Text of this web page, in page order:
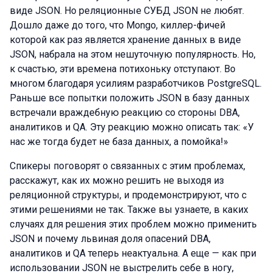
виде JSON. Но реляционные СУБД JSON не любят.
Дошло даже до того, что Mongo, киллер-фичей
которой как раз является хранение данных в виде
JSON, набрала на этом нешуточную популярность. Но,
к счастью, эти времена потихоньку отступают. Во
многом благодаря усилиям разработчиков PostgreSQL.
Раньше все попытки положить JSON в базу данных
встречали враждебную реакцию со стороны DBA,
аналитиков и QA. Эту реакцию можно описать так: «У
нас же тогда будет не база данных, а помойка!»
Спикеры поговорят о связанных с этим проблемах,
расскажут, как их можно решить не выходя из
реляционной структуры, и продемонстрируют, что с
этими решениями не так. Также вы узнаете, в каких
случаях для решения этих проблем можно применить
JSON и почему львиная доля опасений DBA,
аналитиков и QA теперь неактуальна. А еще — как при
использовании JSON не выстрелить себе в ногу,